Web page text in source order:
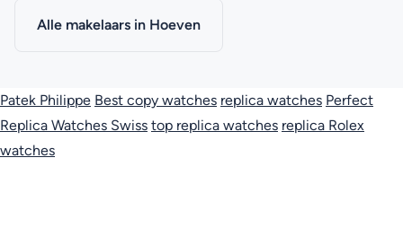
Alle makelaars in Hoeven
Patek Philippe Best copy watches replica watches Perfect
Replica Watches Swiss top replica watches replica Rolex
watches